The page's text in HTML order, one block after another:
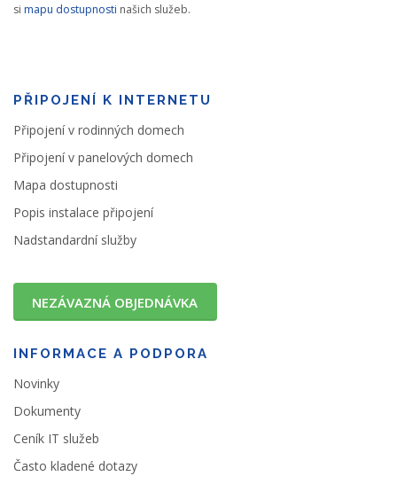
si mapu dostupnosti našich služeb.
PŘIPOJENÍ K INTERNETU
Připojení v rodinných domech
Připojení v panelových domech
Mapa dostupnosti
Popis instalace připojení
Nadstandardní služby
NEZÁVAZNÁ OBJEDNÁVKA
INFORMACE A PODPORA
Novinky
Dokumenty
Ceník IT služeb
Často kladené dotazy